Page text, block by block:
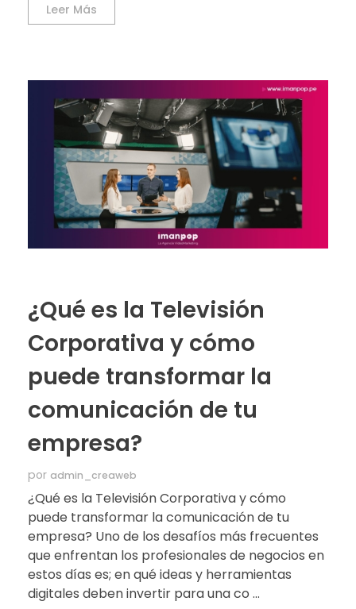
Leer Más
¿Qué es la Televisión
Corporativa y cómo
puede transformar la
comunicación de tu
empresa?
por admin_creaweb
¿Qué es la Televisión Corporativa y cómo
puede transformar la comunicación de tu
empresa? Uno de los desafíos más frecuentes
que enfrentan los profesionales de negocios en
estos días es; en qué ideas y herramientas
digitales deben invertir para una co ...